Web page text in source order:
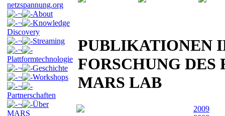
netzspannung.org
¬
About
¬
Knowledge
Discovery
¬
Streaming
¬
Plattformtechnologie
¬
Geschichte
¬
Workshops
¬
Partnerschaften
¬
Über
MARS
PUBLIKATIONEN
FORSCHUNG DES
MARS LAB
2009